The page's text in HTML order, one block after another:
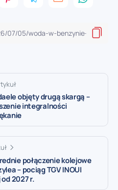
objęty drugą skargą –
integralności
połączenie kolejowe
– pociąg TGV INOUI
2027 r.